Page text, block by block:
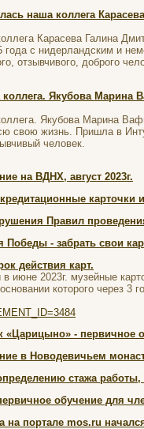
наша коллега
Карасева Галина
года с нидерландским и
отзывчивого, доброго
Якубова Марина
Якубова Марина
свою жизнь. Пришла в
человек.
на ВДНХ, август 2023г.
карточки
Правил
Победы - забрать свои
действия карт.
июне 2023г. музейные
которого через 3
«Царицыно» - первичное
в Новодевичьем
стажа работы,
обучение для
на портале mos.ru